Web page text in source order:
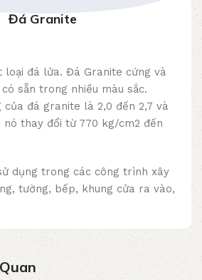
Đá Granite
đá lửa. Đá Granite cứng và
sẵn trong nhiều màu sắc.
đá granite là 2,0 đến 2,7 và
nó thay đổi từ 770 kg/cm2 đến
dụng trong các công trình xây
tường, bếp, khung cửa ra vào,